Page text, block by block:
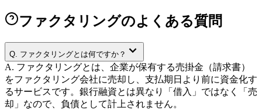
ファクタリングのよくある質問
Q. ファクタリングとは何ですか？
A. ファクタリングとは、企業が保有する売掛金（請求書）
をファクタリング会社に売却し、支払期日より前に資金化す
るサービスです。銀行融資とは異なり「借入」ではなく「売
却」なので、負債として計上されません。